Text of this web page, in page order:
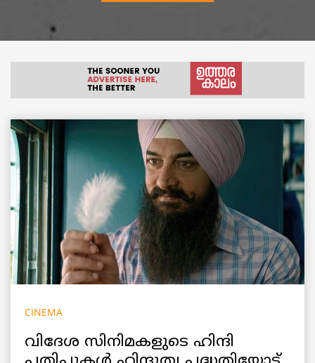
CINEMA
വിദേശ സിനിമകളുടെ ഹിന്ദി